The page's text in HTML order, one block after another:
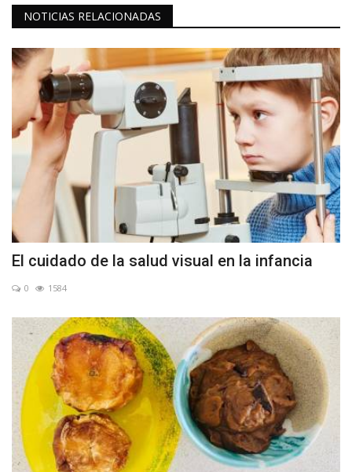
NOTICIAS RELACIONADAS
El cuidado de la salud visual en la infancia
0 1584